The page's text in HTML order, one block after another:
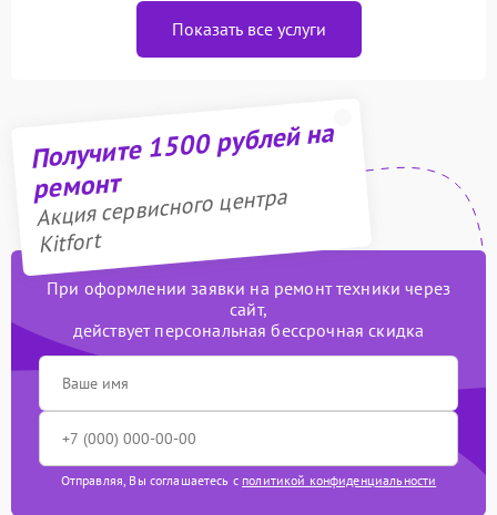
Показать все услуги
Получите 1500 рублей на
ремонт
Акция сервисного центра
Kitfort
При оформлении заявки на ремонт техники через
сайт,
действует персональная бессрочная скидка
Отправляя, Вы соглашаетесь с политикой конфиденциальности